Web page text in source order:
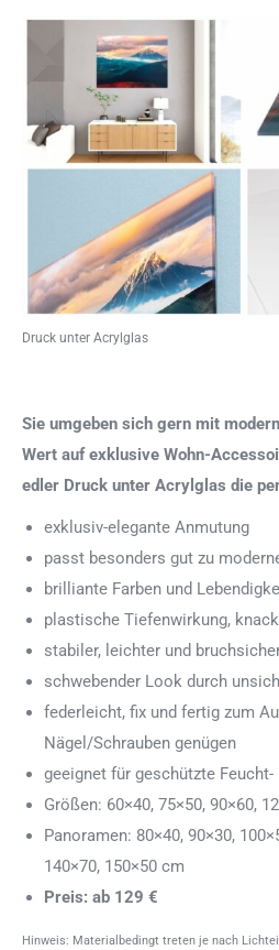
Druck unter Acrylglas
Sie umgeben sich gern mit
Wert auf exklusive Wohn-
edler Druck unter Acrylglas die
exklusiv-elegante Anmutung
passt besonders gut zu
brilliante Farben und
plastische Tiefenwirkung,
stabiler, leichter und
schwebender Look durch
federleicht, fix und fertig zum
Nägel/Schrauben genügen
geeignet für geschützte
Größen: 60×40, 75×50, 90×60,
Panoramen: 80×40, 90×30,
140×70, 150×50 cm
Preis: ab 129 €
Hinweis: Materialbedingt treten je nach